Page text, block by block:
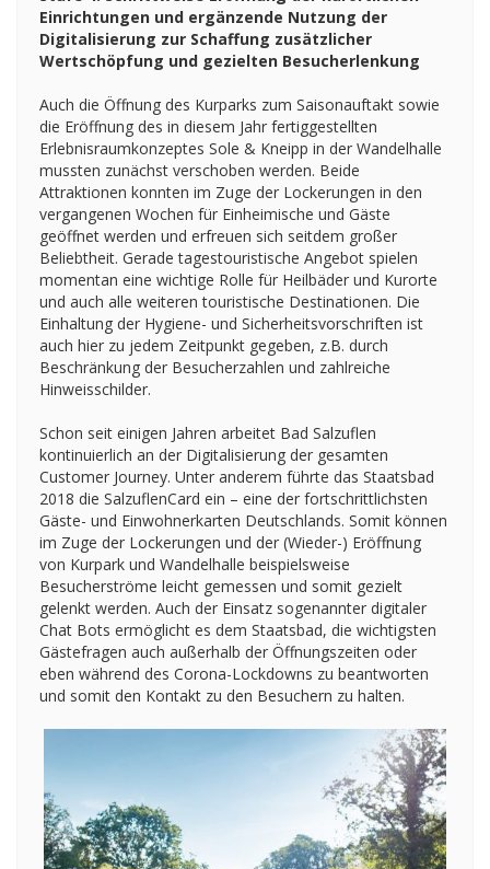
Einrichtungen und ergänzende Nutzung der
Digitalisierung zur Schaffung zusätzlicher
Wertschöpfung und gezielten Besucherlenkung
Auch die Öffnung des Kurparks zum Saisonauftakt sowie
die Eröffnung des in diesem Jahr fertiggestellten
Erlebnisraumkonzeptes Sole & Kneipp in der Wandelhalle
mussten zunächst verschoben werden. Beide
Attraktionen konnten im Zuge der Lockerungen in den
vergangenen Wochen für Einheimische und Gäste
geöffnet werden und erfreuen sich seitdem großer
Beliebtheit. Gerade tagestouristische Angebot spielen
momentan eine wichtige Rolle für Heilbäder und Kurorte
und auch alle weiteren touristische Destinationen. Die
Einhaltung der Hygiene- und Sicherheitsvorschriften ist
auch hier zu jedem Zeitpunkt gegeben, z.B. durch
Beschränkung der Besucherzahlen und zahlreiche
Hinweisschilder.
Schon seit einigen Jahren arbeitet Bad Salzuflen
kontinuierlich an der Digitalisierung der gesamten
Customer Journey. Unter anderem führte das Staatsbad
2018 die SalzuflenCard ein – eine der fortschrittlichsten
Gäste- und Einwohnerkarten Deutschlands. Somit können
im Zuge der Lockerungen und der (Wieder-) Eröffnung
von Kurpark und Wandelhalle beispielsweise
Besucherströme leicht gemessen und somit gezielt
gelenkt werden. Auch der Einsatz sogenannter digitaler
Chat Bots ermöglicht es dem Staatsbad, die wichtigsten
Gästefragen auch außerhalb der Öffnungszeiten oder
eben während des Corona-Lockdowns zu beantworten
und somit den Kontakt zu den Besuchern zu halten.